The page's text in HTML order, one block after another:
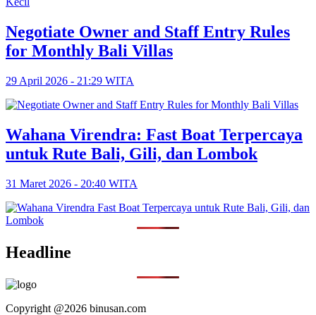
Negotiate Owner and Staff Entry Rules
for Monthly Bali Villas
29 April 2026 - 21:29 WITA
Wahana Virendra: Fast Boat Terpercaya
untuk Rute Bali, Gili, dan Lombok
31 Maret 2026 - 20:40 WITA
Headline
Copyright @2026 binusan.com